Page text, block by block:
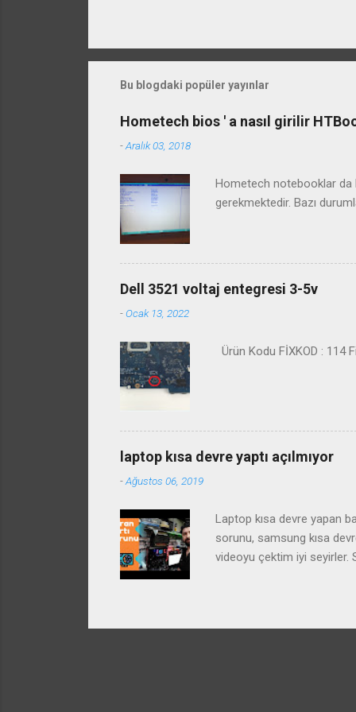
Bu blogdaki popüler yayınlar
Hometech bios ' a nasıl girilir
-Aralık 03, 2018
Hometech notebooklar da
gerekmektedir. Bazı
Dell 3521 voltaj entegresi 3-5v
-Ocak 13, 2022
Ürün Kodu FİXKOD : 114
laptop kısa devre yaptı açılmıyor
-Ağustos 06, 2019
Laptop kısa devre yapan
sorunu, samsung kısa
videoyu çektim iyi seyirler.